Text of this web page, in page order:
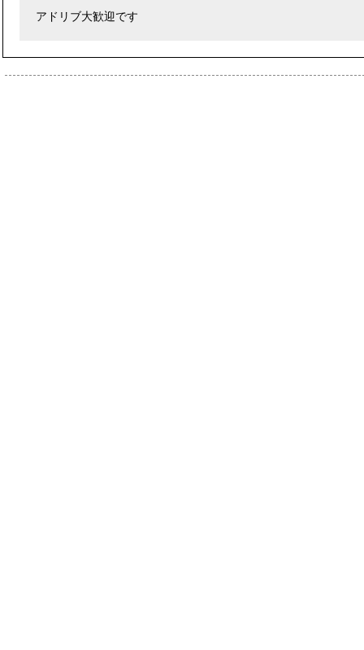
アドリブ大歓迎です